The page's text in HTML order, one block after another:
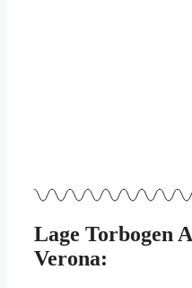
Lage Torbogen
Verona: